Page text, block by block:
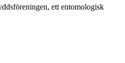
ett entomologisk